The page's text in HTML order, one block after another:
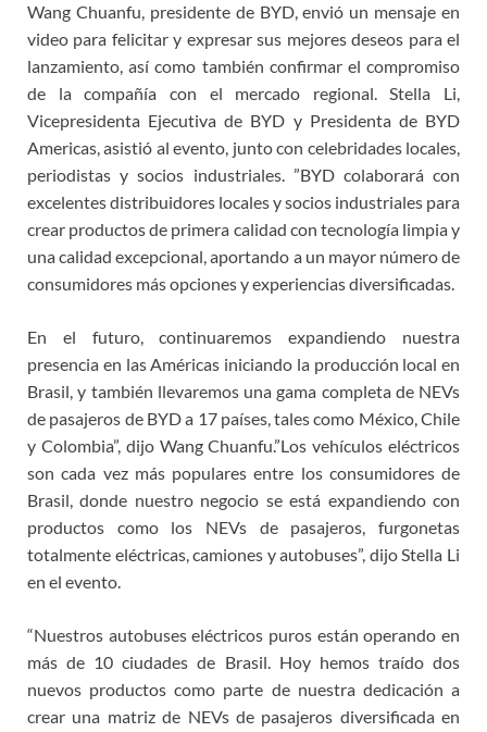
Wang Chuanfu, presidente de BYD, envió un mensaje en
video para felicitar y expresar sus mejores deseos para el
lanzamiento, así como también confirmar el compromiso
de la compañía con el mercado regional. Stella Li,
Vicepresidenta Ejecutiva de BYD y Presidenta de BYD
Americas, asistió al evento, junto con celebridades locales,
periodistas y socios industriales. ”BYD colaborará con
excelentes distribuidores locales y socios industriales para
crear productos de primera calidad con tecnología limpia y
una calidad excepcional, aportando a un mayor número de
consumidores más opciones y experiencias diversificadas.
En el futuro, continuaremos expandiendo nuestra
presencia en las Américas iniciando la producción local en
Brasil, y también llevaremos una gama completa de NEVs
de pasajeros de BYD a 17 países, tales como México, Chile
y Colombia”, dijo Wang Chuanfu.”Los vehículos eléctricos
son cada vez más populares entre los consumidores de
Brasil, donde nuestro negocio se está expandiendo con
productos como los NEVs de pasajeros, furgonetas
totalmente eléctricas, camiones y autobuses”, dijo Stella Li
en el evento.
“Nuestros autobuses eléctricos puros están operando en
más de 10 ciudades de Brasil. Hoy hemos traído dos
nuevos productos como parte de nuestra dedicación a
crear una matriz de NEVs de pasajeros diversificada en